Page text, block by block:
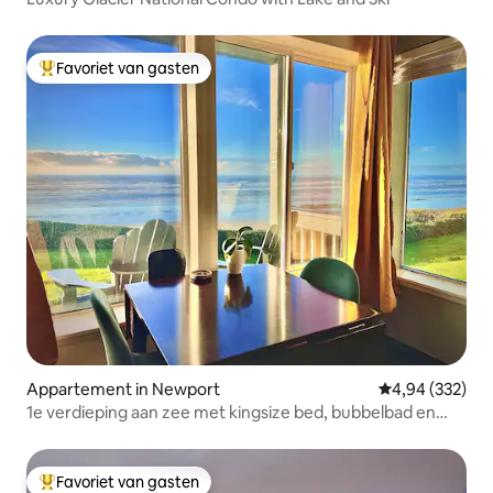
Topfavoriet van gasten
Favoriet van gasten
Appartement in Newport Gemiddelde
4,94 (332)
1e verdieping aan zee met kingsize bed, bubbelbad en
Favoriet van gasten